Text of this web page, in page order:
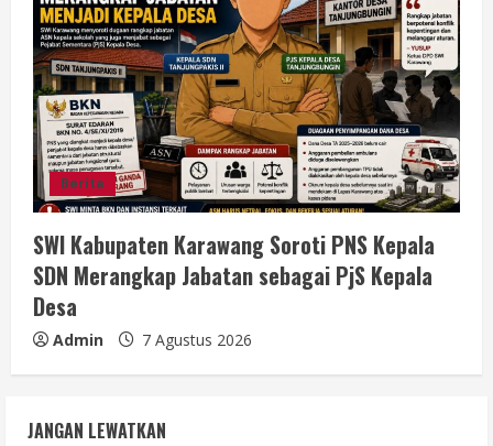
Berita
SWI Kabupaten Karawang Soroti PNS Kepala
SDN Merangkap Jabatan sebagai PjS Kepala
Desa
Admin 7 Agustus 2026
JANGAN LEWATKAN